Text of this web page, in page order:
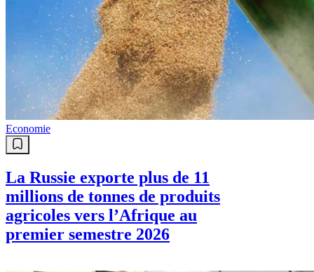
Economie
La Russie exporte plus de 11
millions de tonnes de produits
agricoles vers l’Afrique au
premier semestre 2026